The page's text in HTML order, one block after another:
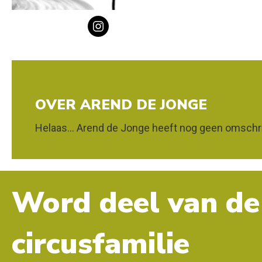
OVER AREND DE JONGE
Helaas... Arend de Jonge heeft nog geen
Word deel van de
circusfamilie